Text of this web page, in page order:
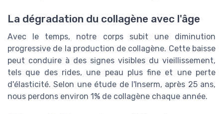
La dégradation du collagène avec l'âge
Avec le temps, notre corps subit une diminution
progressive de la production de collagène. Cette baisse
peut conduire à des signes visibles du vieillissement,
tels que des rides, une peau plus fine et une perte
d'élasticité. Selon une étude de l'Inserm, après 25 ans,
nous perdons environ 1% de collagène chaque année.